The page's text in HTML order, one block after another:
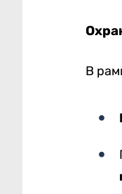
В